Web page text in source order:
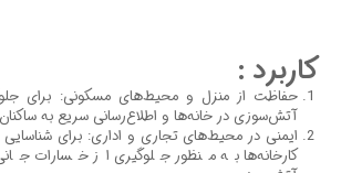
کاربرد :
حفاظت از منزل و محیط‌های مسکونی: برای
آتش‌سوزی در خانه‌ها و اطلاع‌رسانی سریع به
ایمنی در محیط‌های تجاری و اداری: برای شناسایی
کارخانه‌ها به منظور جلوگیری از خسارات